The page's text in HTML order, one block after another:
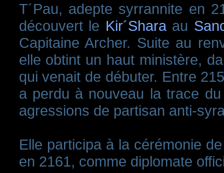
T´Pau, adepte syrrannite en
découvert le Kir´Sharaau
Capitaine Archer. Suite au
elle obtint un haut ministère,
qui venait de débuter. Entre
a perdu à nouveau la trace
agressions de partisan anti-
Elle participa à la cérémonie
en 2161, comme diplomate